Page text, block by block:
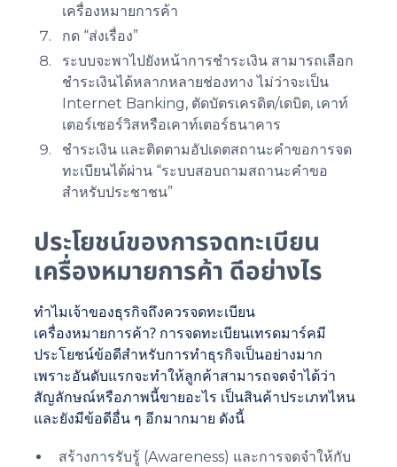
เครื่องหมายการค้า
กด “ส่งเรื่อง”
ระบบจะพาไปยังหน้าการชำระเงิน สามารถเลือก
ชำระเงินได้หลากหลายช่องทาง ไม่ว่าจะเป็น
Internet Banking, ตัดบัตรเครดิต/เดบิต, เคาท์
เตอร์เซอร์วิสหรือเคาท์เตอร์ธนาคาร
ชำระเงิน และติดตามอัปเดตสถานะคำขอการจด
ทะเบียนได้ผ่าน “ระบบสอบถามสถานะคำขอ
สำหรับประชาชน”
ประโยชน์ของการจดทะเบียน
เครื่องหมายการค้า ดีอย่างไร
ทำไมเจ้าของธุรกิจถึงควรจดทะเบียน
เครื่องหมายการค้า? การจดทะเบียนเทรดมาร์คมี
ประโยชน์ข้อดีสำหรับการทำธุรกิจเป็นอย่างมาก
เพราะอันดับแรกจะทำให้ลูกค้าสามารถจดจำได้ว่า
สัญลักษณ์หรือภาพนี้ขายอะไร เป็นสินค้าประเภทไหน
และยังมีข้อดีอื่น ๆ อีกมากมาย ดังนี้
สร้างการรับรู้ (Awareness) และการจดจำให้กับ